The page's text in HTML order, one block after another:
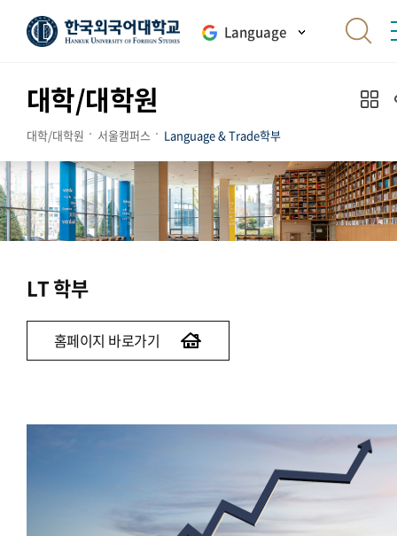
Language
대학/대학원
대학/대학원 서울캠퍼스 Language & Trade학부
LT 학부
홈페이지 바로가기